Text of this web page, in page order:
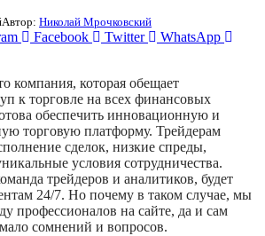
Автор: Николай Мрочковский
Facebook Twitter
WhatsApp
компания, которая обещает
к торговле на всех финансовых
обеспечить инновационную и
торговую платформу. Трейдерам
сделок, низкие спреды,
условия сотрудничества.
трейдеров и аналитиков, будет
24/7. Но почему в таком случае, мы
профессионалов на сайте, да и сам
сомнений и вопросов.